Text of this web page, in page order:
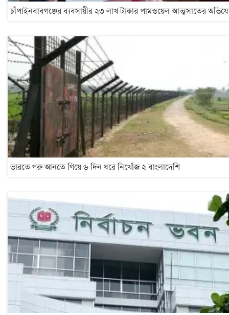
চাঁপাইনবাবগঞ্জের ব্যবসায়ীর ২৩ লাখ টাকার পামওয়েল আত্মসাতের
ভারতে গরু আনতে গিয়ে ৬ দিন ধরে নিখোঁজ ২ বাংলাদেশি